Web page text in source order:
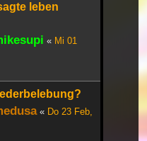
leben
« Mi 01
« Do 23 Feb,